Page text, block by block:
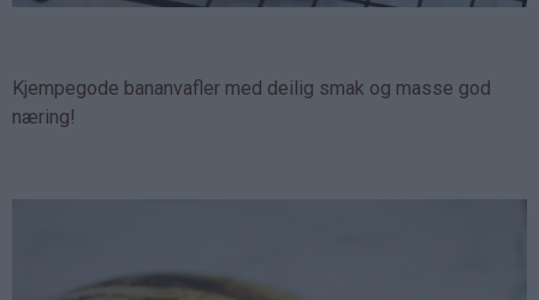
Kjempegode bananvafler med deilig smak og masse god
næring!